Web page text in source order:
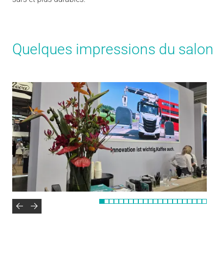
Quelques impressions du salon